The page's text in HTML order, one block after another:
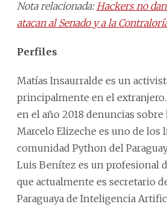
Nota relacionada: Hackers no
atacan al Senado y a la
Perfiles
Matías Insaurralde es un
principalmente en el
en el año 2018 denuncias sobre
Marcelo Elizeche es uno de los
comunidad Python del
Luis Benítez es un profesional
que actualmente es secretario
Paraguaya de Inteligencia